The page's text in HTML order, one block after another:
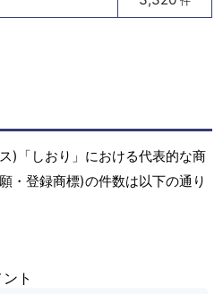
)「しおり」における代表的な商
・登録商標)の件数は以下の通り
ト